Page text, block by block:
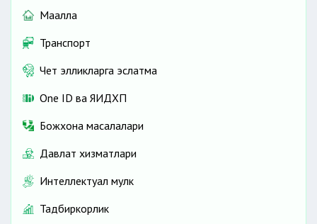
Маҳалла
Транспорт
Чет элликларга эслатма
One ID ва ЯИДХП
Божхона масалалари
Давлат хизматлари
Интеллектуал мулк
Тадбиркорлик